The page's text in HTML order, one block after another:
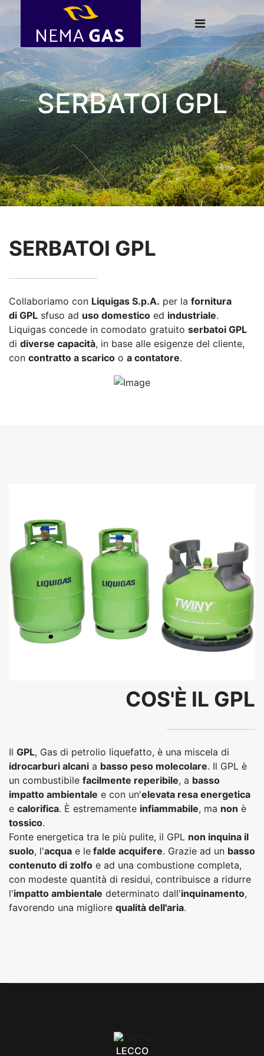
SERBATOI GPL
SERBATOI GPL
Collaboriamo con Liquigas S.p.A. per la fornitura
di GPL sfuso ad uso domestico ed industriale.
Liquigas concede in comodato gratuito serbatoi GPL
di diverse capacità, in base alle esigenze del cliente,
con contratto a scarico o a contatore.
COS'È IL GPL
Il GPL, Gas di petrolio liquefatto, è una miscela di
idrocarburi alcani a basso peso molecolare. Il GPL è
un combustibile facilmente reperibile, a basso
impatto ambientale e con un'elevata resa energetica
e calorifica. È estremamente infiammabile, ma non è
tossico.
Fonte energetica tra le più pulite, il GPL non inquina il
suolo, l'acqua e le falde acquifere. Grazie ad un basso
contenuto di zolfo e ad una combustione completa,
con modeste quantità di residui, contribuisce a ridurre
l'impatto ambientale determinato dall'inquinamento,
favorendo una migliore qualità dell'aria.
LECCO